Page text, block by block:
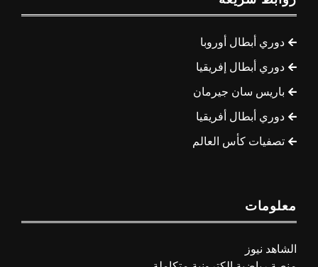
دوري أبطال أوروبا
دوري أبطال إفريقيا
باريس سان جيرمان
دوري أبطال أفريقيا
تصفيات كأس العالم
معلومات
الشاهد نيوز